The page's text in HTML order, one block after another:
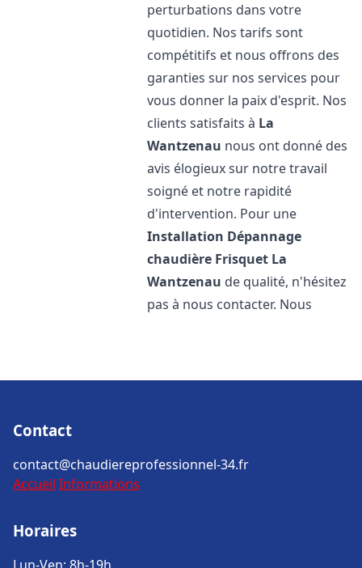
perturbations dans votre
quotidien. Nos tarifs sont
compétitifs et nous offrons des
garanties sur nos services pour
vous donner la paix d'esprit. Nos
clients satisfaits à La
Wantzenau nous ont donné des
avis élogieux sur notre travail
soigné et notre rapidité
d'intervention. Pour une
Installation Dépannage
chaudière Frisquet La
Wantzenau de qualité, n'hésitez
pas à nous contacter. Nous
Contact
contact@chaudiereprofessionnel-34.fr
Accueil Informations
Horaires